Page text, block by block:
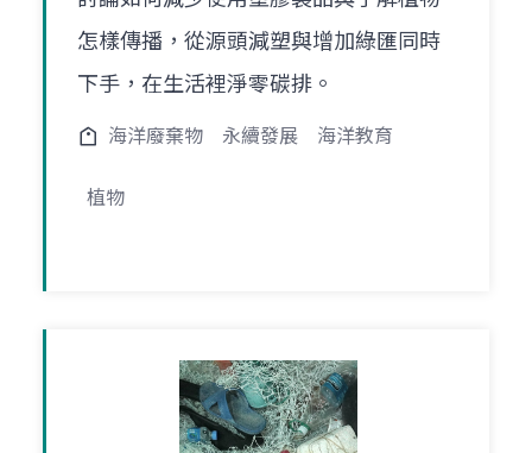
怎樣傳播，從源頭減塑與增加綠匯同時
下手，在生活裡淨零碳排。
海洋廢棄物 永續發展 海洋教育
植物